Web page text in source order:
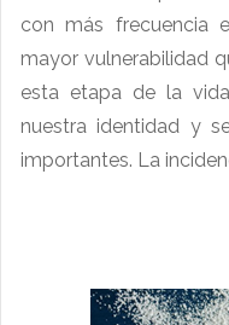
con más frecuencia
mayor vulnerabilidad
esta etapa de la
nuestra identidad y
importantes. La